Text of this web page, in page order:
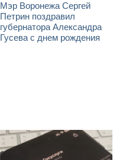
Мэр Воронежа Сергей
Петрин поздравил
губернатора Александра
Гусева с днем рождения